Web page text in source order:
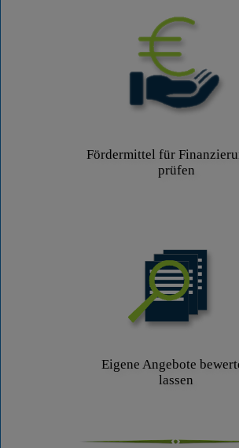
Fördermittel für
prüfen
Eigene Angebote
lassen